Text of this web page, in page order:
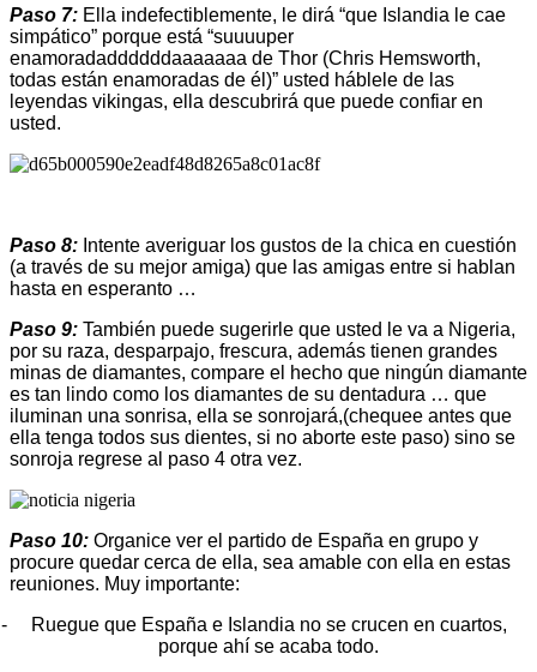
Paso 7: Ella indefectiblemente, le dirá “que Islandia le cae
simpático” porque está “suuuuper
enamoradaddddddaaaaaaa de Thor (Chris Hemsworth,
todas están enamoradas de él)” usted háblele de las
leyendas vikingas, ella descubrirá que puede confiar en
usted.
Paso 8: Intente averiguar los gustos de la chica en cuestión
(a través de su mejor amiga) que las amigas entre si hablan
hasta en esperanto …
Paso 9: También puede sugerirle que usted le va a Nigeria,
por su raza, desparpajo, frescura, además tienen grandes
minas de diamantes, compare el hecho que ningún diamante
es tan lindo como los diamantes de su dentadura … que
iluminan una sonrisa, ella se sonrojará,(chequee antes que
ella tenga todos sus dientes, si no aborte este paso) sino se
sonroja regrese al paso 4 otra vez.
Paso 10: Organice ver el partido de España en grupo y
procure quedar cerca de ella, sea amable con ella en estas
reuniones. Muy importante:
-
Ruegue que España e Islandia no se crucen en cuartos,
porque ahí se acaba todo.